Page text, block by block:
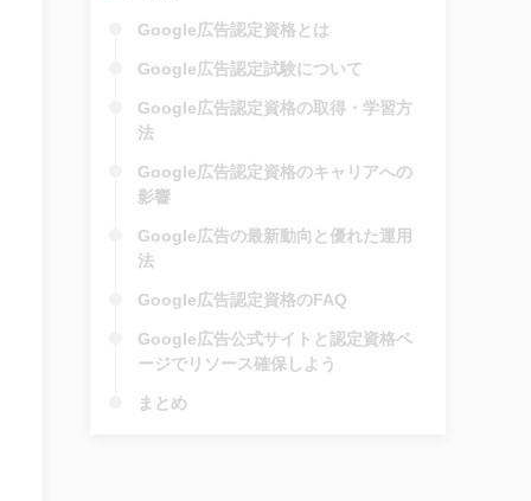
Google広告認定資格とは
Google広告認定試験について
Google広告認定資格の取得・学習方
法
Google広告認定資格のキャリアへの
影響
Google広告の最新動向と優れた運用
法
Google広告認定資格のFAQ
Google広告公式サイトと認定資格ペ
ージでリソース確保しよう
まとめ